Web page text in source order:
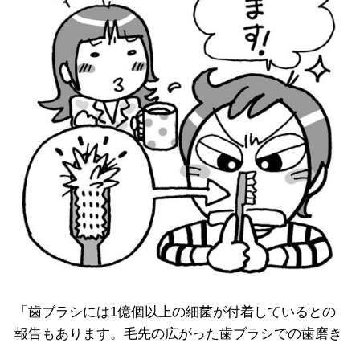
「歯ブラシには1億個以上の細菌が付着しているとの
報告もあります。毛先の広がった歯ブラシでの歯磨き